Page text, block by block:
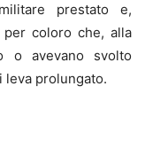
prestato e,
coloro che, alla
o avevano svolto
leva prolungato.